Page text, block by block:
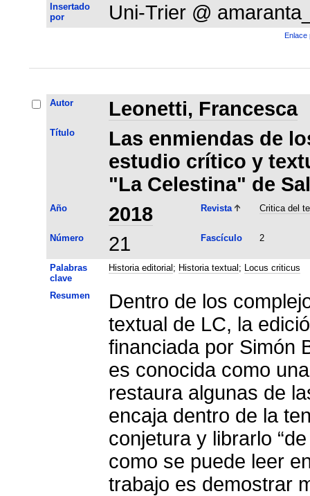
Insertado
por
Uni-Trier @
Enlace
Autor Leonetti, Francesca
Título
Las enmiendas de
estudio crítico y
"La Celestina" de
Año 2018 Revista Critica del
Número 21 Fascículo 2
Palabras
clave
Historia editorial ; Historia textual ; Locus criticus
Resumen
Dentro de los
textual de LC, la
financiada por Simón
es conocida como
restaura algunas de
encaja dentro de la
conjetura y librarlo
como se puede leer
trabajo es demostrar